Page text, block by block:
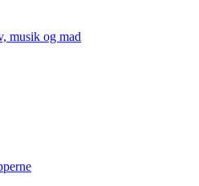
musik og mad